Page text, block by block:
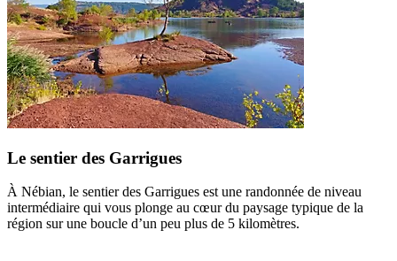
Le sentier des Garrigues
À Nébian, le sentier des Garrigues est une randonnée de niveau
intermédiaire qui vous plonge au cœur du paysage typique de la
région sur une boucle d’un peu plus de 5 kilomètres.